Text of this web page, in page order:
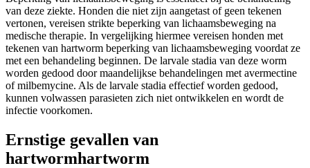
van deze ziekte. Honden die niet zijn aangetast of geen tekenen
vertonen, vereisen strikte beperking van lichaamsbeweging na
medische therapie. In vergelijking hiermee vereisen honden met
tekenen van hartworm beperking van lichaamsbeweging voordat ze
met een behandeling beginnen. De larvale stadia van deze worm
worden gedood door maandelijkse behandelingen met avermectine
of milbemycine. Als de larvale stadia effectief worden gedood,
kunnen volwassen parasieten zich niet ontwikkelen en wordt de
infectie voorkomen.
Ernstige gevallen van
hartwormhartworm